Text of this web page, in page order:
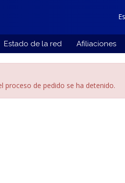
Estado de la red Afiliaciones
proceso de pedido se ha detenido.